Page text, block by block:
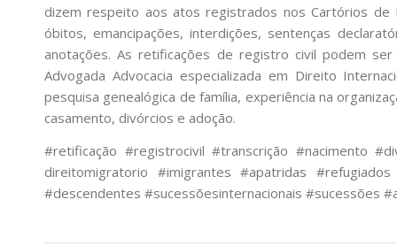
dizem respeito aos atos registrados nos Cartórios de
óbitos, emancipações, interdições, sentenças
anotações. As retificações de registro civil podem
Advogada Advocacia especializada em Direito
pesquisa genealógica de família, experiência na
casamento, divórcios e adoção.
#retificação #registrocivil #transcrição #nacimento
direitomigratorio #imigrantes #apatridas
#descendentes #sucessõesinternacionais #sucessões